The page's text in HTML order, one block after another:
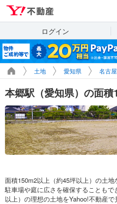
ログイン
土地 愛知県 名古
本郷駅（愛知県）の面
面積150m2以上（約45坪以上）の土
駐車場や庭に広さを確保することも
以上）の理想の土地をYahoo!不動産で